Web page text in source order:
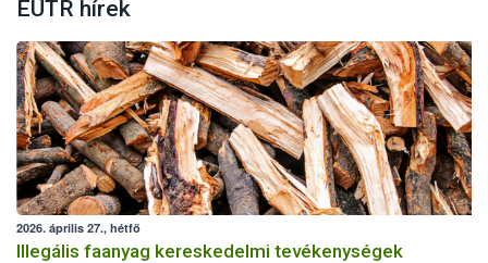
EUTR hírek
2026. április 27., hétfő
Illegális faanyag kereskedelmi tevékenységek